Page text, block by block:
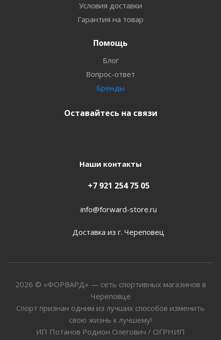
Условия доставки
Гарантия на товар
Помощь
Блог
Вопрос-ответ
Бренды
Оставайтесь на связи
Наши контакты
+7 921 254 75 05
info@forward-store.ru
Доставка из г. Череповец
2026 © «ФОРВАРД» — сеть спортивных магазинов в
Череповце
Спорт признан одним из лучших способов изменить
свою жизнь к лучшему!
ИП Потанов Родион Олегович / ОГРНИП